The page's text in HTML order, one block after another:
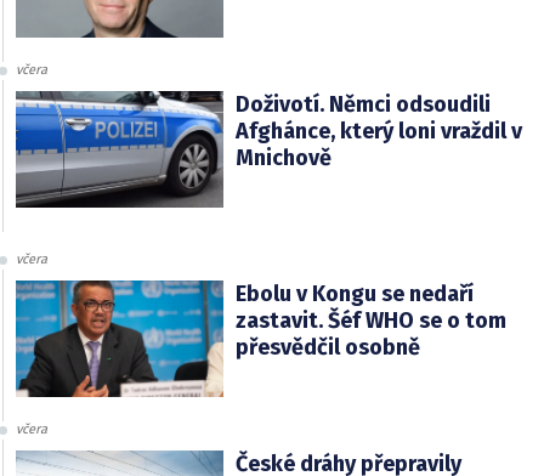
včera
Doživotí. Němci odsoudili
Afghánce, který loni vraždil v
Mnichově
včera
Ebolu v Kongu se nedaří
zastavit. Šéf WHO se o tom
přesvědčil osobně
včera
České dráhy přepravily